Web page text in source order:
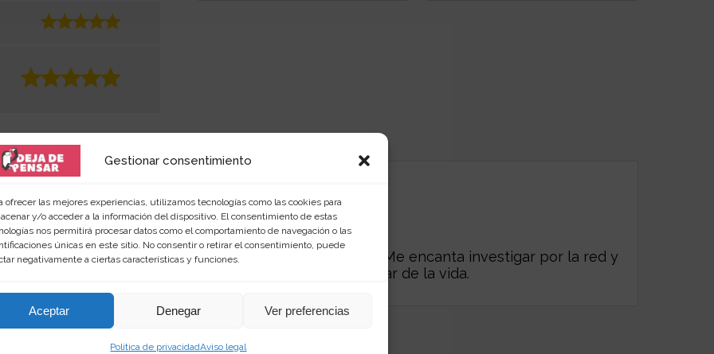
Gestionar consentimiento
ofrecer las mejores experiencias, utilizamos tecnologías como las cookies para
y/o acceder a la información del dispositivo. El consentimiento de estas
nos permitirá procesar datos como el comportamiento de navegación o las
únicas en este sitio. No consentir o retirar el consentimiento, puede
negativamente a ciertas características y funciones.
Aceptar Denegar Ver preferencias
Política de privacidadAviso legal
amante de las palabras y de los productos singulares. Me encanta investigar por la red y
en
. Me gusta el mar y disfrutar de la vida.